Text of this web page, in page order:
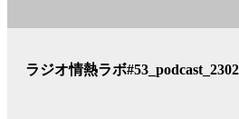
ラジオ情熱ラボ